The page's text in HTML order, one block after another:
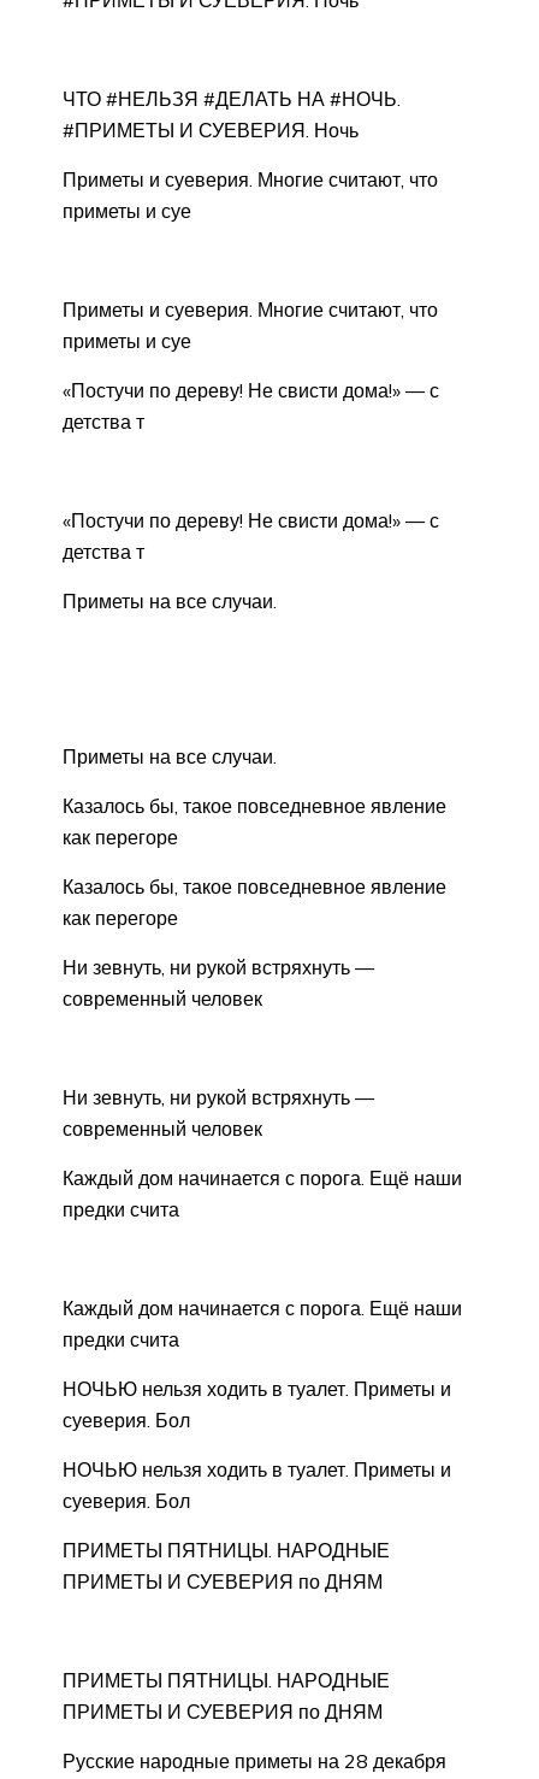
ЧТО #НЕЛЬЗЯ #ДЕЛАТЬ НА #НОЧЬ.
#ПРИМЕТЫ И СУЕВЕРИЯ. Ночь
Приметы и суеверия. Многие считают, что
приметы и суе
Приметы и суеверия. Многие считают, что
приметы и суе
«Постучи по дереву! Не свисти дома!» — с
детства т
«Постучи по дереву! Не свисти дома!» — с
детства т
Приметы на все случаи.
Приметы на все случаи.
Казалось бы, такое повседневное явление
как перегоре
Казалось бы, такое повседневное явление
как перегоре
Ни зевнуть, ни рукой встряхнуть —
современный человек
Ни зевнуть, ни рукой встряхнуть —
современный человек
Каждый дом начинается с порога. Ещё наши
предки счита
Каждый дом начинается с порога. Ещё наши
предки счита
НОЧЬЮ нельзя ходить в туалет. Приметы и
суеверия. Бол
НОЧЬЮ нельзя ходить в туалет. Приметы и
суеверия. Бол
ПРИМЕТЫ ПЯТНИЦЫ. НАРОДНЫЕ
ПРИМЕТЫ И СУЕВЕРИЯ по ДНЯМ
ПРИМЕТЫ ПЯТНИЦЫ. НАРОДНЫЕ
ПРИМЕТЫ И СУЕВЕРИЯ по ДНЯМ
Русские народные приметы на 28 декабря